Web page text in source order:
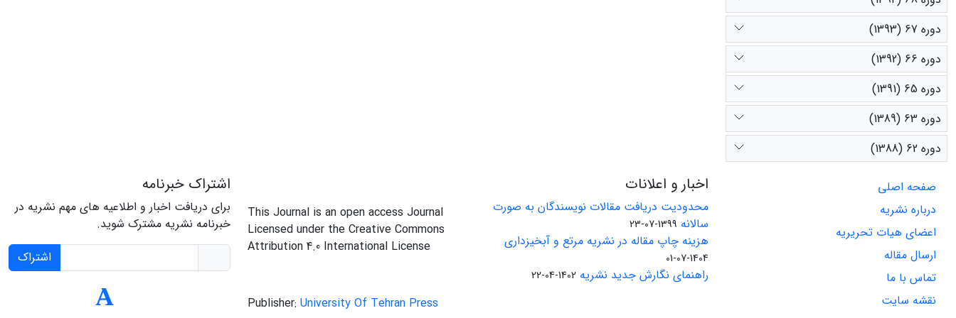
دوره 67 (1393)
دوره 66 (1392)
دوره 65 (1391)
دوره 63 (1389)
دوره 62 (1388)
صفحه اصلی
درباره نشریه
اعضای هیات تحریریه
ارسال مقاله
تماس با ما
نقشه سایت
اخبار و اعلانات
محدودیت دریافت مقالات نویسندگان به صورت
سالانه 1399-07-23
هزینه چاپ مقاله در نشریه مرتع و آبخیزداری
1404-07-01
راهنمای نگارش جدید نشریه 1402-04-22
This Journal is an open access Journal
Licensed under the Creative Commons
Attribution 4.0 International License
Publisher: University Of Tehran Press
اشتراک خبرنامه
برای دریافت اخبار و اطلاعیه های مهم نشریه در
خبرنامه نشریه مشترک شوید.
اشتراک